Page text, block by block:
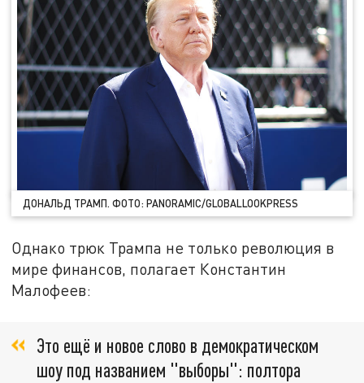
ДОНАЛЬД ТРАМП. ФОТО: PANORAMIC/GLOBALLOOKPRESS
Однако трюк Трампа не только революция в
мире финансов, полагает Константин
Малофеев:
Это ещё и новое слово в демократическом
шоу под названием "выборы": полтора